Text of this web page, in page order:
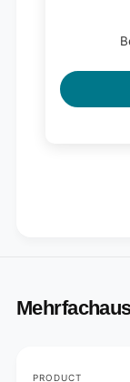
Your
PRODUCT